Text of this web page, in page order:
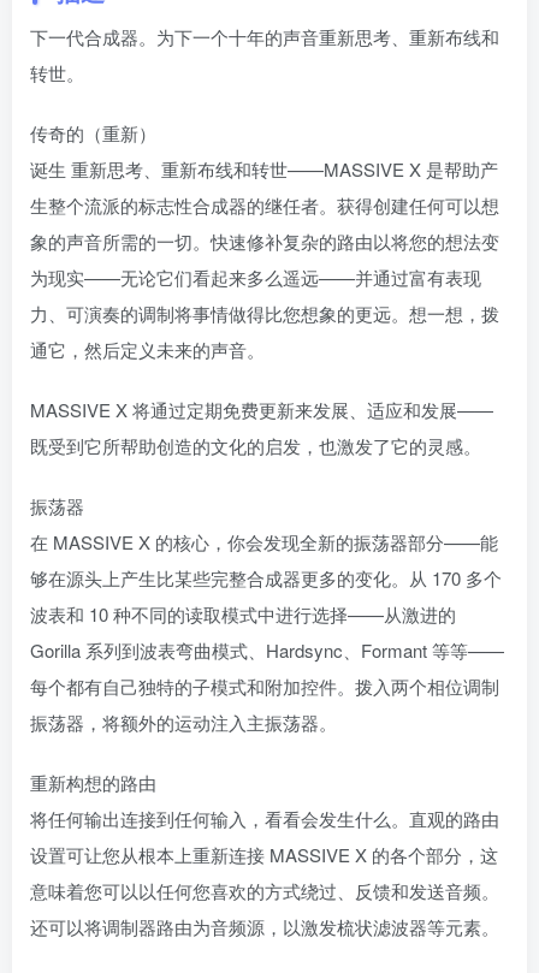
下一代合成器。为下一个十年的声音重新思考、重新布线和
转世。
传奇的（重新）
诞生 重新思考、重新布线和转世——MASSIVE X 是帮助产
生整个流派的标志性合成器的继任者。获得创建任何可以想
象的声音所需的一切。快速修补复杂的路由以将您的想法变
为现实——无论它们看起来多么遥远——并通过富有表现
力、可演奏的调制将事情做得比您想象的更远。想一想，拨
通它，然后定义未来的声音。
MASSIVE X 将通过定期免费更新来发展、适应和发展——
既受到它所帮助创造的文化的启发，也激发了它的灵感。
振荡器
在 MASSIVE X 的核心，你会发现全新的振荡器部分——能
够在源头上产生比某些完整合成器更多的变化。从 170 多个
波表和 10 种不同的读取模式中进行选择——从激进的
Gorilla 系列到波表弯曲模式、Hardsync、Formant 等等——
每个都有自己独特的子模式和附加控件。拨入两个相位调制
振荡器，将额外的运动注入主振荡器。
重新构想的路由
将任何输出连接到任何输入，看看会发生什么。直观的路由
设置可让您从根本上重新连接 MASSIVE X 的各个部分，这
意味着您可以以任何您喜欢的方式绕过、反馈和发送音频。
还可以将调制器路由为音频源，以激发梳状滤波器等元素。